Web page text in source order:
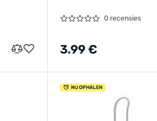
0 recensies
3.99 €
NU OPHALEN